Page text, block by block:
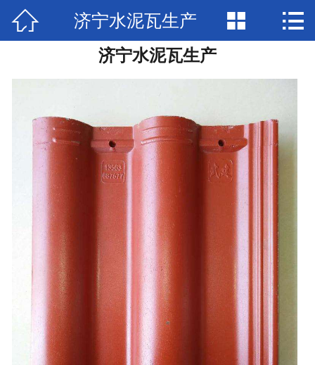
网站首页
产品展示
检验报告
关于兴圣
联系我们
 济宁水泥瓦生产  
济宁水泥瓦生产